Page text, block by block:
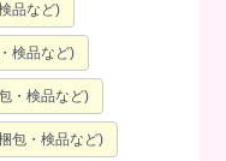
品など)
検品など)
・検品など)
包・検品など)